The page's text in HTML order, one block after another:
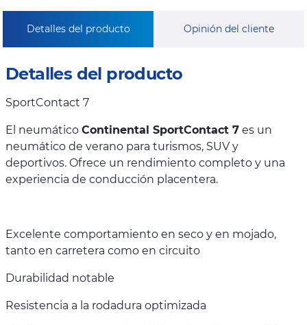
Detalles del producto Opinión del cliente
Detalles del producto
SportContact 7
El neumático Continental SportContact 7 es un
neumático de verano para turismos, SUV y
deportivos. Ofrece un rendimiento completo y una
experiencia de conducción placentera.
Excelente comportamiento en seco y en mojado,
tanto en carretera como en circuito
Durabilidad notable
Resistencia a la rodadura optimizada